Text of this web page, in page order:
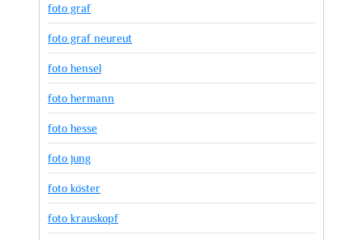
foto graf
foto graf neureut
foto hensel
foto hermann
foto hesse
foto jung
foto köster
foto krauskopf